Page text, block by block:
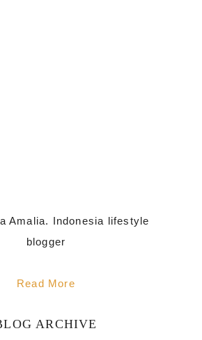
Amalia. Indonesia lifestyle
blogger
Read More
ARCHIVE